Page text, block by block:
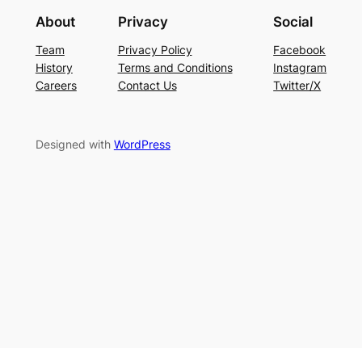
About
Team
History
Careers
Privacy
Privacy Policy
Terms and Conditions
Contact Us
Social
Facebook
Instagram
Twitter/X
Designed with WordPress